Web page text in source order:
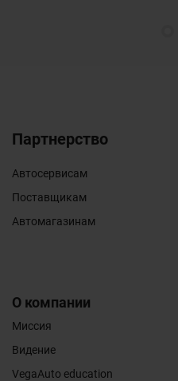
Партнерство
Автосервисам
Поставщикам
Автомагазинам
О компании
Миссия
Видение
VegaAuto education